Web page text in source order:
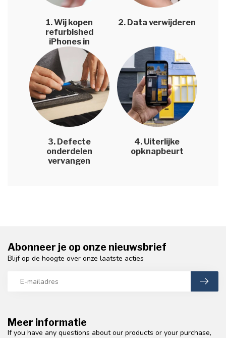
1. Wij kopen
refurbished
iPhones in
2. Data verwijderen
3. Defecte
onderdelen
vervangen
4. Uiterlijke
opknapbeurt
Meer informatie
If you have any questions about our products or your purchase,
Abonneer je op onze nieuwsbrief
Blijf op de hoogte over onze laatste acties